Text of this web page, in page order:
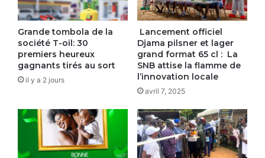
Grande tombola de la
société T-oil: 30
premiers heureux
gagnants tirés au sort
il y a 2 jours
Lancement officiel
Djama pilsner et lager
grand format 65 cl : La
SNB attise la flamme de
l’innovation locale
avril 7, 2025